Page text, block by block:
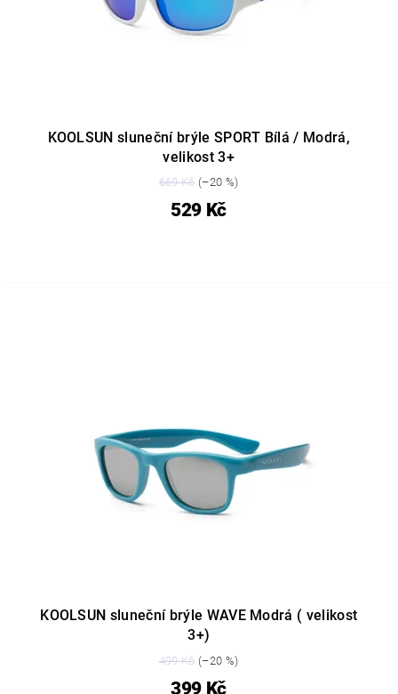
KOOLSUN sluneční brýle SPORT Bílá / Modrá,
velikost 3+
669 Kč(–20 %)
529 Kč
KOOLSUN sluneční brýle WAVE Modrá ( velikost
3+)
499 Kč(–20 %)
399 Kč